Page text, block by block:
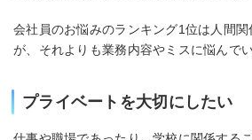
会社員のお悩みのランキング1位は人間
が、それよりも業務内容やミスに悩んで
プライベートを大切にしたい